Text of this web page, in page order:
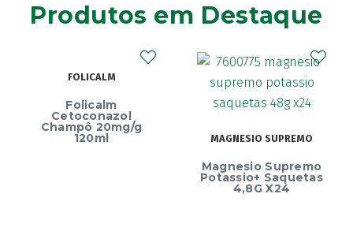
Produtos em Destaque
FOLICALM
Folicalm
Cetoconazol
20mg/g
MAGNESIO SUPREMO
Magnesio Supremo
Potassio+ Saquetas
4,8G X24